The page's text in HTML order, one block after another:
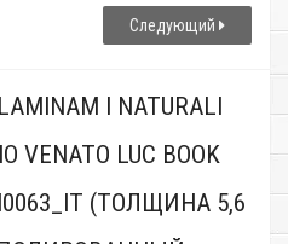
Следующий
I NATURALI
VENATO LUC BOOK
(ТОЛЩИНА 5,6